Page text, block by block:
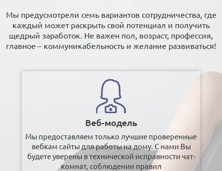
Мы предусмотрели семь вариантов сотрудничества, где
каждый может раскрыть свой потенциал и получить
щедрый заработок. Не важен пол, возраст, профессия,
главное – коммуникабельность и желание развиваться!
Веб-модель
Мы предоставляем только лучшие проверенные
вебкам сайты для работы на дому. С нами Вы
будете уверены в технической исправности чат-
комнат, соблюдении правил